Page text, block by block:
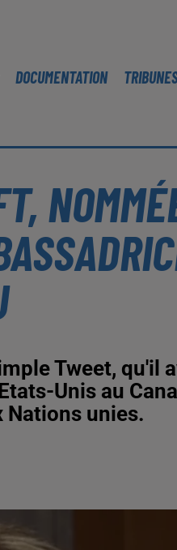
DOCUMENTATION
Tweet, qu'il
Unis au
Nations unies.